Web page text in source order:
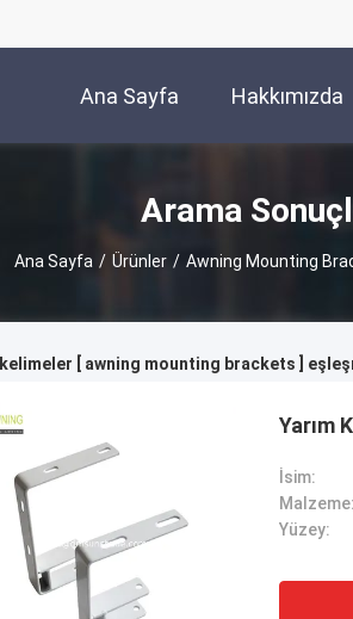
Ana Sayfa Hakkımızda
Arama
Ana Sayfa / Ürünler / Awning Mounting
[ awning mounting brackets ]
Yarım
İsim:
Malzeme:
Yüzey: